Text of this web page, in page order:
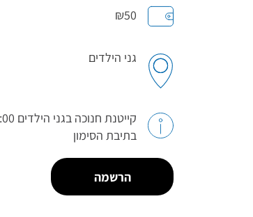
₪50
גני הילדים
בתיבת הסימון
הרשמה